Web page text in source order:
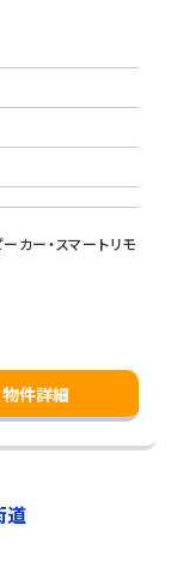
カー・スマートリモ
物件詳細
道